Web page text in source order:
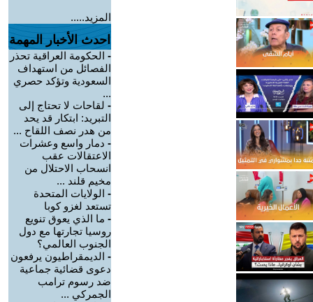
المزيد.....
احدث الأخبار المهمة
- الحكومة العراقية تحذر
الفصائل من استهداف
السعودية وتؤكد حصري
...
- لقاحات لا تحتاج إلى
التبريد: ابتكار قد يحد
من هدر نصف اللقاح ...
- دمار واسع وعشرات
الاعتقالات عقب
انسحاب الاحتلال من
مخيم قلند ...
- الولايات المتحدة
تستعد لغزو كوبا
- ما الذي يعوق تنويع
روسيا تجارتها مع دول
الجنوب العالمي؟
- الديمقراطيون يرفعون
دعوى قضائية جماعية
ضد رسوم ترامب
الجمركي ...